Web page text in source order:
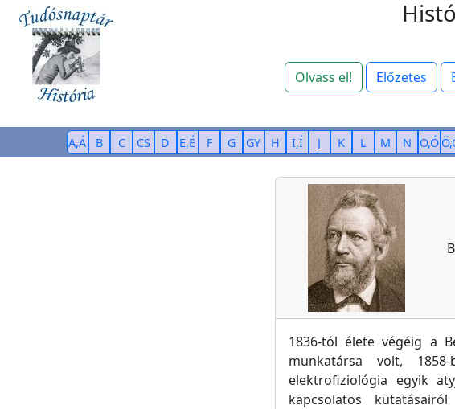
Olvass el! Előzetes
A,Á B C CS D E,É F G GY H I,Í J K L M N O,Ó
1836-tól élete végéig a
munkatársa volt,
elektrofiziológia egyik
kapcsolatos